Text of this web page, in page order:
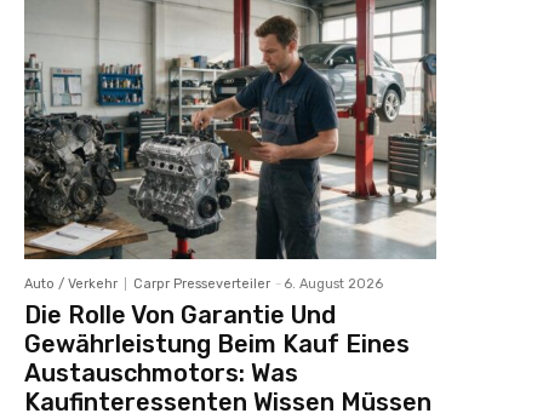
Auto / Verkehr Carpr Presseverteiler - 6. August 2026
Die Rolle Von Garantie Und
Gewährleistung Beim Kauf Eines
Austauschmotors: Was
Kaufinteressenten Wissen Müssen